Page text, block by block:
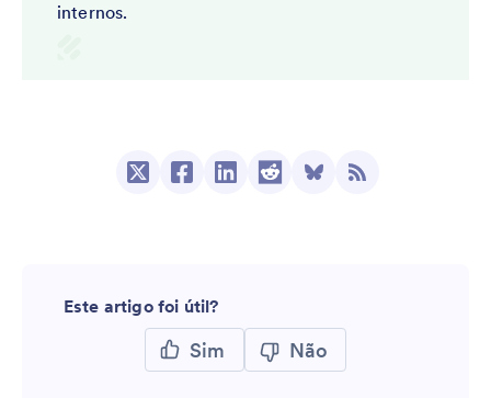
internos.
Este artigo foi útil?
Sim Não